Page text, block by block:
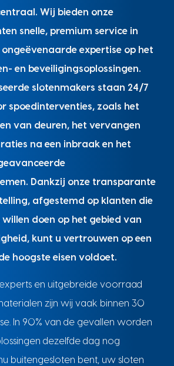
Wij bieden onze
snelle, premium service in
expertise op het
en beveiligingsoplossingen.
slotenmakers staan 24/7
spoedinterventies, zoals het
van deuren, het vervangen
na een inbraak en het
Dankzij onze transparante
afgestemd op klanten die
willen doen op het gebied van
kunt u vertrouwen op een
hoogste eisen voldoet.
en uitgebreide voorraad
zijn wij vaak binnen 30
In 90% van de gevallen worden
dezelfde dag nog
buitengesloten bent, uw sloten